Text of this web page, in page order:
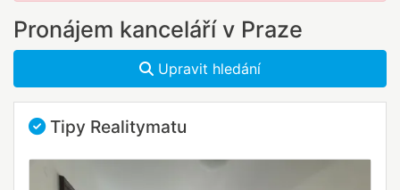
Pronájem kanceláří v Praze
Upravit hledání
Tipy Realitymatu